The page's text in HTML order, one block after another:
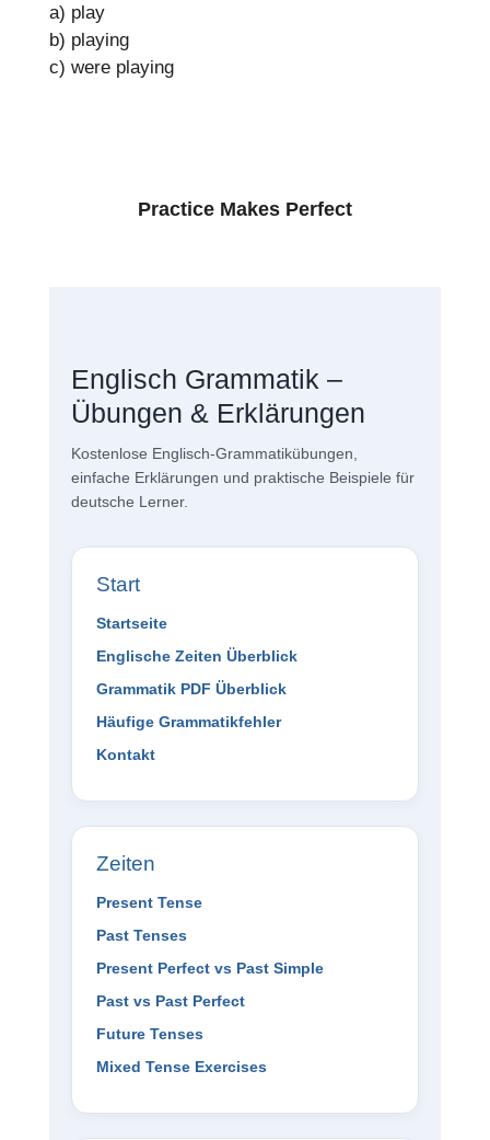
a) play
b) playing
c) were playing
Practice Makes Perfect
Englisch Grammatik –
Übungen & Erklärungen
Kostenlose Englisch-Grammatikübungen,
einfache Erklärungen und praktische Beispiele für
deutsche Lerner.
Start
Startseite
Englische Zeiten Überblick
Grammatik PDF Überblick
Häufige Grammatikfehler
Kontakt
Zeiten
Present Tense
Past Tenses
Present Perfect vs Past Simple
Past vs Past Perfect
Future Tenses
Mixed Tense Exercises